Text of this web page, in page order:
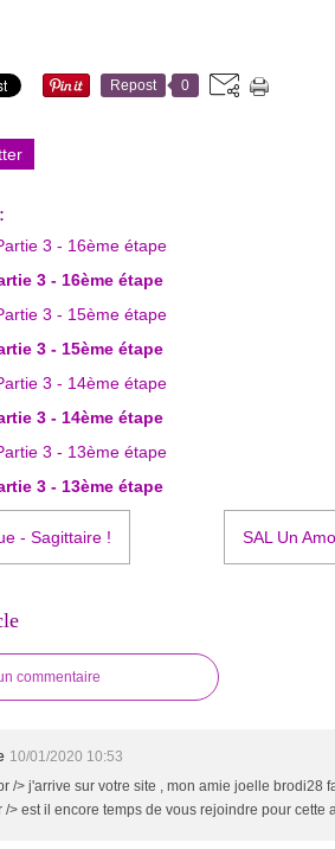
Repost 0
3 - 16ème étape
3 - 15ème étape
3 - 14ème étape
3 - 13ème étape
- Sagittaire ! SAL Un
commentaire
10/01/2020 10:53
/> j'arrive sur votre site , mon amie joelle brodi28
/> est il encore temps de vous rejoindre pour cette